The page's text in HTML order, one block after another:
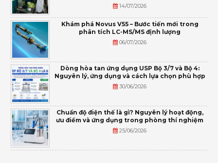
14/07/2026
Khám phá Novus V55 – Bước tiến mới trong
phân tích LC-MS/MS định lượng
06/07/2026
Dòng hòa tan ứng dụng USP Bộ 3/7 và Bộ 4:
Nguyên lý, ứng dụng và cách lựa chọn phù hợp
30/06/2026
Chuẩn độ điện thế là gì? Nguyên lý hoạt động,
ưu điểm và ứng dụng trong phòng thí nghiệm
25/06/2026